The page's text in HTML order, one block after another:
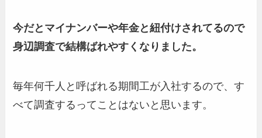
今だとマイナンバーや年金と紐付けされてるので
身辺調査で結構ばれやすくなりました。
毎年何千人と呼ばれる期間工が入社するので、す
べて調査するってことはないと思います。